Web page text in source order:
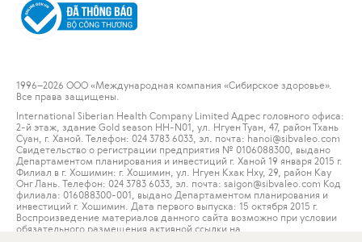
1996–2026 ООО «Международная компания «Сибирское здоровье».
Все права защищены.
International Siberian Health Company Limited Адрес головного офиса:
2-й этаж, здание Gold season HH-N01, ул. Нгуен Туан, 47, район Тхань
Суан, г. Ханой. Телефон: 024 3783 6033, эл. почта: hanoi@sibvaleo.com
Свидетельство о регистрации предприятия № 0106088300, выдано
Департаментом планирования и инвестиций г. Ханой 19 января 2015 г.
Филиал в г. Хошимин: г. Хошимин, ул. Нгуен Кхак Нху, 29, район Кау
Онг Лань. Телефон: 024 3783 6033, эл. почта: saigon@sibvaleo.com Код
филиала: 016088300-001, выдано Департаментом планирования и
инвестиций г. Хошимин. Дата первого выпуска: 15 октября 2015 г.
Воспроизведение материалов данного сайта возможно при условии
обязательного размещения активной ссылки на